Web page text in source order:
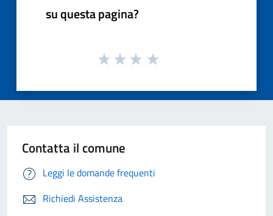
su questa pagina?
Contatta il comune
Leggi le domande frequenti
Richiedi Assistenza